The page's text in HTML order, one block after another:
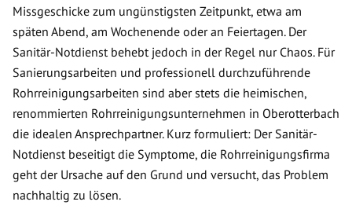
Missgeschicke zum ungünstigsten Zeitpunkt, etwa am
späten Abend, am Wochenende oder an Feiertagen. Der
Sanitär-Notdienst behebt jedoch in der Regel nur Chaos. Für
Sanierungsarbeiten und professionell durchzuführende
Rohrreinigungsarbeiten sind aber stets die heimischen,
renommierten Rohrreinigungsunternehmen in Oberotterbach
die idealen Ansprechpartner. Kurz formuliert: Der Sanitär-
Notdienst beseitigt die Symptome, die Rohrreinigungsfirma
geht der Ursache auf den Grund und versucht, das Problem
nachhaltig zu lösen.